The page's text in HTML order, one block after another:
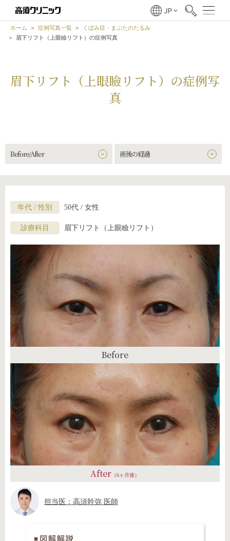
ホーム 症例写真一覧
くぼみ目・まぶたのたるみ
眉下リフト（上眼瞼リフト）の症例写真
眉下リフト（上眼瞼リフト）の症例写
真
Before/After 術後の経過
年代 / 性別 50代 / 女性
診療科目 眉下リフト（上眼瞼リフト）
Before
After （6ヶ月後）
担当医：高須幹弥 医師